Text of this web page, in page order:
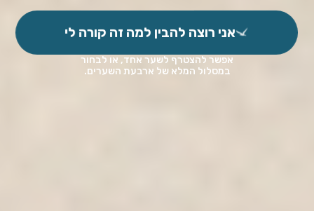
אני רוצה להבין למה זה קורה לי
אפשר להצטרף לשער אחד, או לבחור
במסלול המלא של ארבעת השערים.